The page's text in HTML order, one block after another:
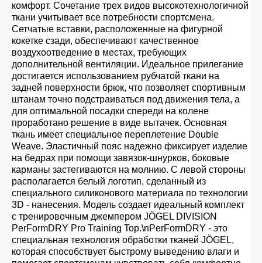
комфорт. Сочетание трех видов высокотехнологичной
ткани учитывает все потребности спортсмена.
Сетчатые вставки, расположенные на фигурной
кокетке сзади, обеспечивают качественное
воздухоотведение в местах, требующих
дополнительной вентиляции. Идеальное прилегание
достигается использованием рубчатой ткани на
задней поверхности брюк, что позволяет спортивным
штанам точно подстраиваться под движения тела, а
для оптимальной посадки спереди на колене
проработано решение в виде вытачек. Основная
ткань имеет специальное переплетение Double
Weave. Эластичный пояс надежно фиксирует изделие
на бедрах при помощи завязок-шнурков, боковые
карманы застегиваются на молнию. С левой стороны
располагается белый логотип, сделанный из
специального силиконового материала по технологии
3D - нанесения. Модель создает идеальный комплект
с тренировочным джемпером JÖGEL DIVISION
PerFormDRY Pro Training Top.\nPerFormDRY - это
специальная технология обработки тканей JÖGEL,
которая способствует быстрому выведению влаги и